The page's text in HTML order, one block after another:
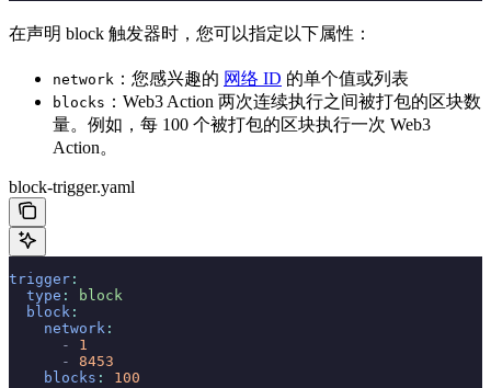
在声明 block 触发器时，您可以指定以下属性：
network ：您感兴趣的 网络 ID 的单个值或列表
blocks ：Web3 Action 两次连续执行之间被打包的区块数
量。例如，每 100 个被打包的区块执行一次 Web3
Action。
block-trigger.yaml
trigger :
  type
:
block
  block
:
    network
:
      -
1
      -
8453
    blocks
: 100